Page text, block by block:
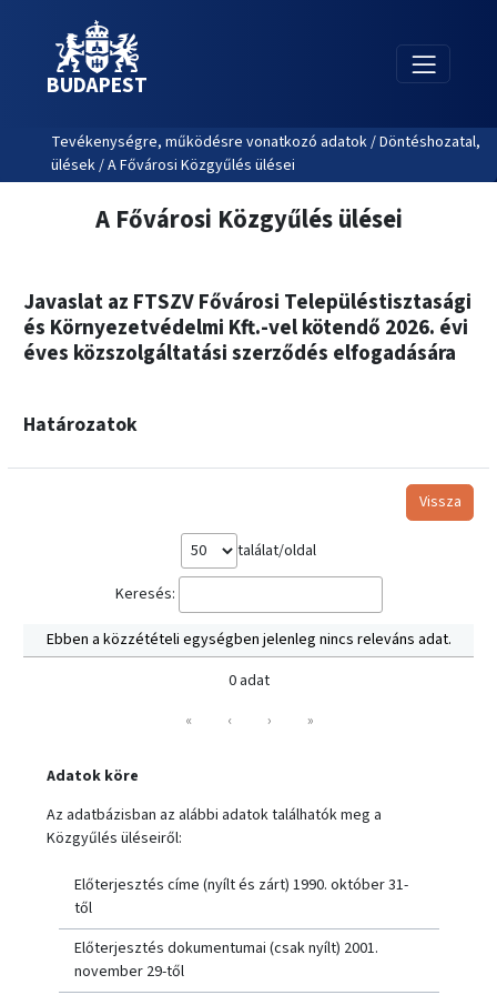
BUDAPEST
Tevékenységre, működésre vonatkozó adatok / Döntéshozatal,
ülések / A Fővárosi Közgyűlés ülései
A Fővárosi Közgyűlés ülései
Javaslat az FTSZV Fővárosi Településtisztasági
és Környezetvédelmi Kft.-vel kötendő 2026. évi
éves közszolgáltatási szerződés elfogadására
Határozatok
Vissza
találat/oldal
Keresés:
Ebben a közzétételi egységben jelenleg nincs releváns adat.
0 adat
«
‹ › »
Adatok köre
Az adatbázisban az alábbi adatok találhatók meg a
Közgyűlés üléseiről:
Előterjesztés címe (nyílt és zárt) 1990. október 31-
től
Előterjesztés dokumentumai (csak nyílt) 2001.
november 29-től